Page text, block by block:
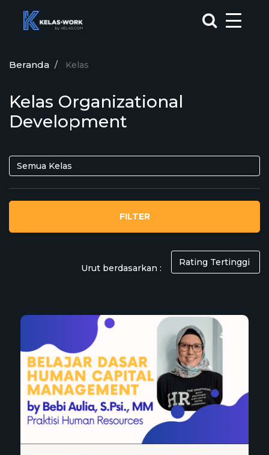
Beranda Kelas
Kelas Organizational
Development
FILTER
Urut berdasarkan :